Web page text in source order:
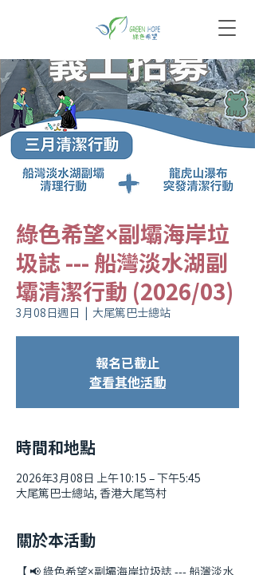
綠色希望×副壩海岸垃
圾誌 --- 船灣淡水湖副
壩清潔行動 (2026/03)
3月08日週日
  |
大尾篤巴士總站
報名已截止
查看其他活動
時間和地點
2026年3月08日 上午10:15 – 下午5:45
大尾篤巴士總站, 香港大尾笃村
關於本活動
【 📢 綠色希望×副壩海岸垃圾誌 --- 船灣淡水